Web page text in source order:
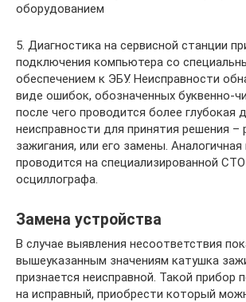
оборудованием
5. Диагностика на сервисной станции
подключения компьютера со
обеспечением к ЭБУ. Неисправности
виде ошибок, обозначенных буквенно-
после чего проводится более глубокая
неисправности для принятия решения –
зажигания, или его замены. Аналогичная
проводится на специализированной
осциллографа.
Замена устройства
В случае выявления несоответствия
вышеуказанным значениям катушка
признается неисправной. Такой прибор
на исправный, приобрести который